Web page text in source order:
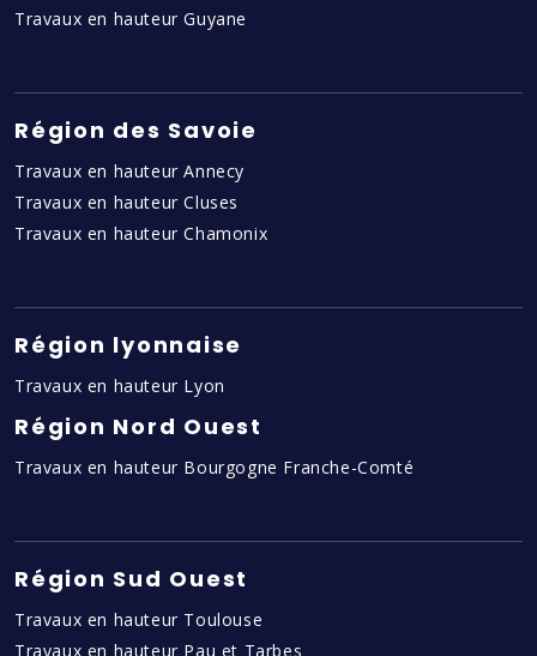
Travaux en hauteur Guyane
Région des Savoie
Travaux en hauteur Annecy
Travaux en hauteur Cluses
Travaux en hauteur Chamonix
Région lyonnaise
Travaux en hauteur Lyon
Région Nord Ouest
Travaux en hauteur Bourgogne Franche-Comté
Région Sud Ouest
Travaux en hauteur Toulouse
Travaux en hauteur Pau et Tarbes